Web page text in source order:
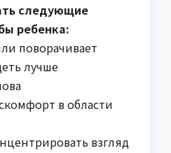
следующие
ребенка:
поворачивает
лучше
в области
взгляд